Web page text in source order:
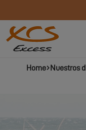
Home Nuestros